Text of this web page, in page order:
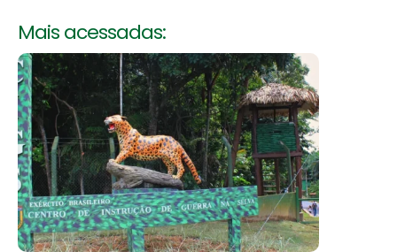
Mais acessadas: